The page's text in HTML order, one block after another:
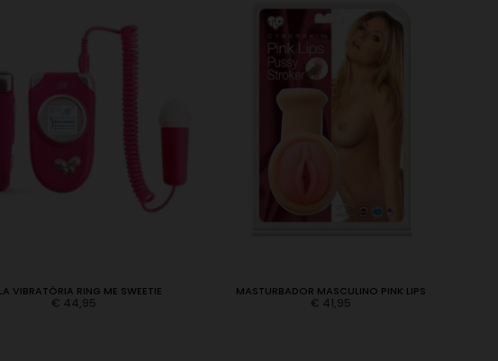
VIBRATÓRIA RING ME SWEETIE
€ 44,95
MASTURBADOR MASCULINO PINK LIPS
€ 41,95